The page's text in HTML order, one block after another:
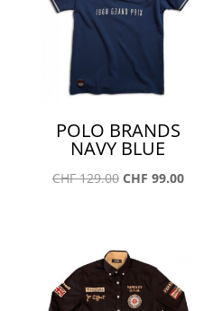
POLO BRANDS
NAVY BLUE
CHF129.00 Le
était :
CHF 129.00.
CHF 99.00Le